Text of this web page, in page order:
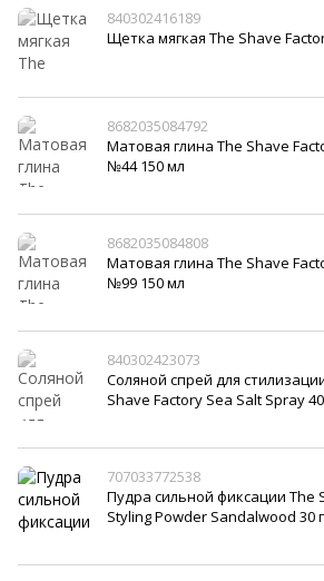
840302416189
Щетка мягкая The Shave
8682035084792
Матовая глина The Shave
№44 150 мл
8682035084808
Матовая глина The Shave
№99 150 мл
840302423073
Соляной спрей для
Shave Factory Sea Salt Spray
707033772538
Пудра сильной фиксации The
Styling Powder Sandalwood 30 г